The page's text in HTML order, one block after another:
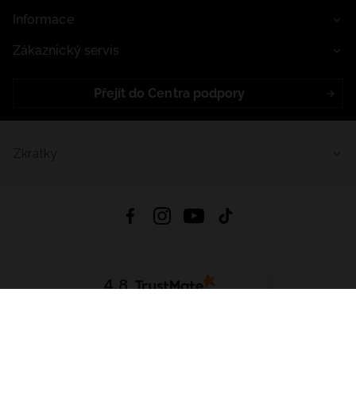
Informace
Zákaznický servis
Přejít do Centra podpory
4.8